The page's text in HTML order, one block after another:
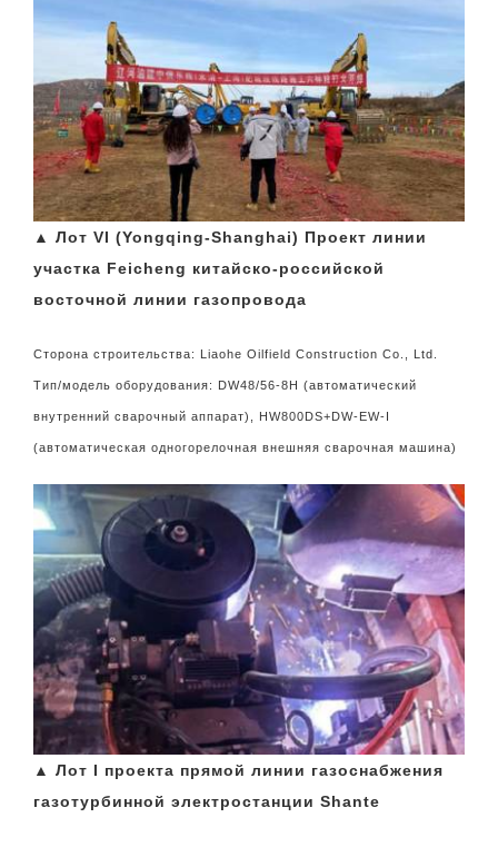
▲ Лот VI (Yongqing-Shanghai) Проект линии
участка Feicheng китайско-российской
восточной линии газопровода
Сторона строительства: Liaohe Oilfield Construction Co., Ltd.
Тип/модель оборудования: DW48/56-8H (автоматический
внутренний сварочный аппарат), HW800DS+DW-EW-I
(автоматическая одногорелочная внешняя сварочная машина)
▲ Лот I проекта прямой линии газоснабжения
газотурбинной электростанции Shante